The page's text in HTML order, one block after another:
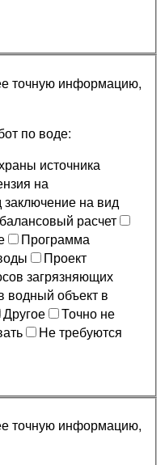
точную информацию,
по воде:
источника
на
на вид
расчет
Программа
Проект
загрязняющих
водный объект в
Другое
Точно не
Не требуются
точную информацию,